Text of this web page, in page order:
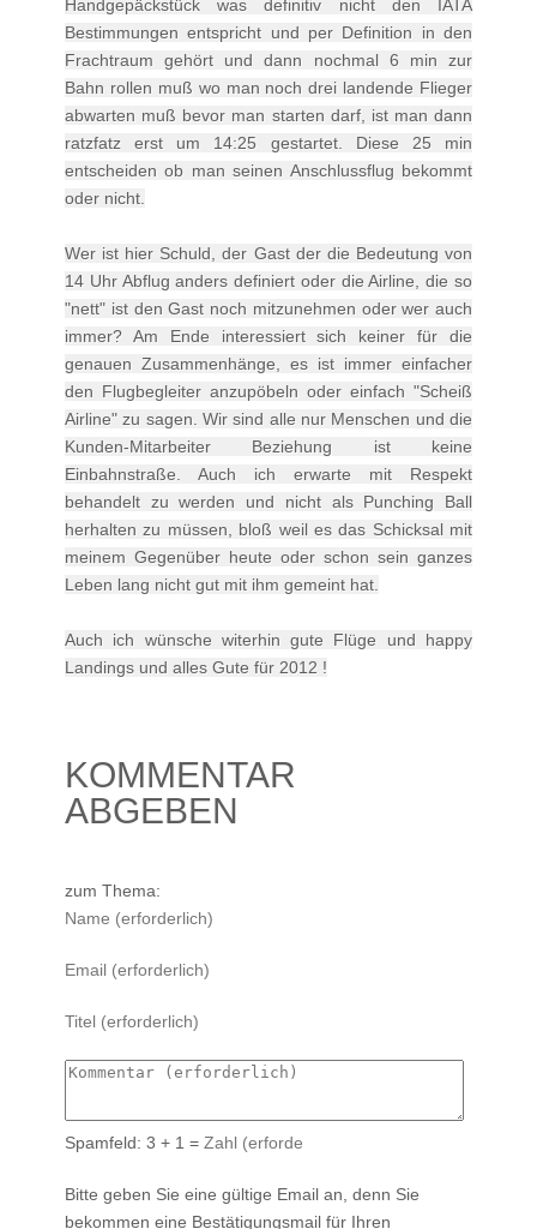
Handgepäckstück was definitiv nicht den IATA
Bestimmungen entspricht und per Definition in den
Frachtraum gehört und dann nochmal 6 min zur
Bahn rollen muß wo man noch drei landende Flieger
abwarten muß bevor man starten darf, ist man dann
ratzfatz erst um 14:25 gestartet. Diese 25 min
entscheiden ob man seinen Anschlussflug bekommt
oder nicht.
Wer ist hier Schuld, der Gast der die Bedeutung von
14 Uhr Abflug anders definiert oder die Airline, die so
"nett" ist den Gast noch mitzunehmen oder wer auch
immer? Am Ende interessiert sich keiner für die
genauen Zusammenhänge, es ist immer einfacher
den Flugbegleiter anzupöbeln oder einfach "Scheiß
Airline" zu sagen. Wir sind alle nur Menschen und die
Kunden-Mitarbeiter Beziehung ist keine
Einbahnstraße. Auch ich erwarte mit Respekt
behandelt zu werden und nicht als Punching Ball
herhalten zu müssen, bloß weil es das Schicksal mit
meinem Gegenüber heute oder schon sein ganzes
Leben lang nicht gut mit ihm gemeint hat.
Auch ich wünsche witerhin gute Flüge und happy
Landings und alles Gute für 2012 !
KOMMENTAR
ABGEBEN
zum Thema:
Spamfeld: 3 + 1 =
Bitte geben Sie eine gültige Email an, denn Sie
bekommen eine Bestätigungsmail für Ihren